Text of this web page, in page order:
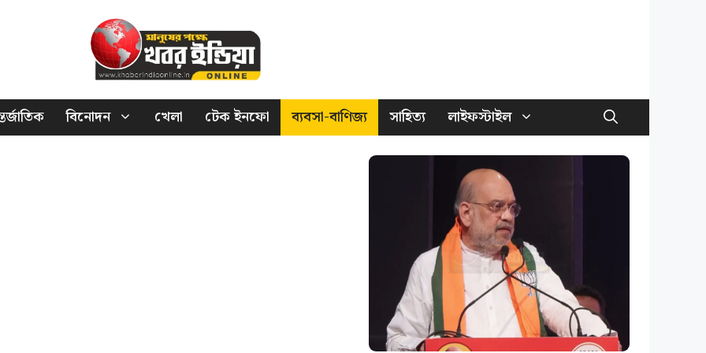
বিনোদন খেলা টেক ইনফো ব্যবসা-বাণিজ্য সাহিত্য লাইফস্টাইল